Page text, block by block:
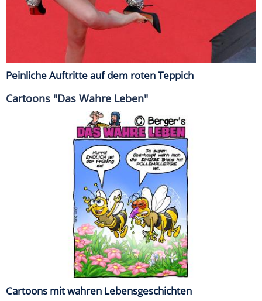
Peinliche Auftritte auf dem roten Teppich
Cartoons "Das Wahre Leben"
Cartoons mit wahren Lebensgeschichten